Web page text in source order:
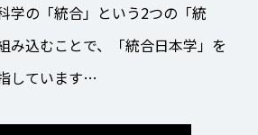
学の「統合」という2つの「統
み込むことで、「統合日本学」を
しています…